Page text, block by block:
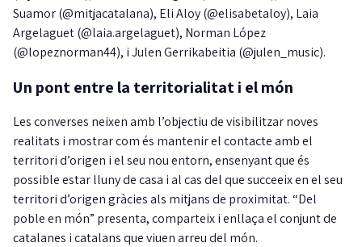
Suamor (@mitjacatalana), Eli Aloy (@elisabetaloy), Laia
Argelaguet (@laia.argelaguet), Norman López
(@lopeznorman44), i Julen Gerrikabeitia (@julen_music).
Un pont entre la territorialitat i el món
Les converses neixen amb l’objectiu de visibilitzar noves
realitats i mostrar com és mantenir el contacte amb el
territori d’origen i el seu nou entorn, ensenyant que és
possible estar lluny de casa i al cas del que succeeix en el seu
territori d’origen gràcies als mitjans de proximitat. “Del
poble en món” presenta, comparteix i enllaça el conjunt de
catalanes i catalans que viuen arreu del món.